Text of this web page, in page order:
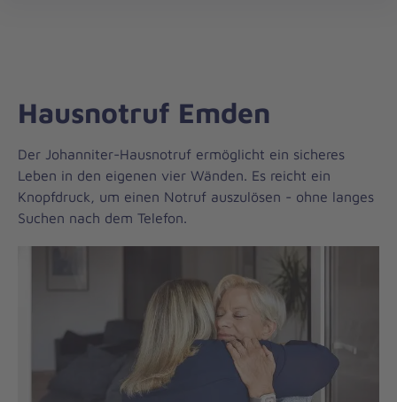
zum
Hausnotruf Emden
Der Johanniter-Hausnotruf ermöglicht ein sicheres
Leben in den eigenen vier Wänden. Es reicht ein
Knopfdruck, um einen Notruf auszulösen - ohne langes
Suchen nach dem Telefon.